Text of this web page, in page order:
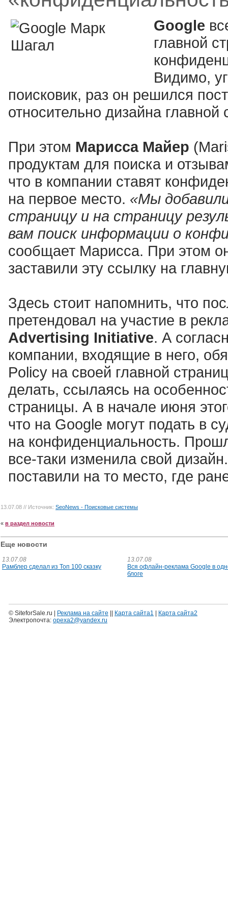
Google
главной
Видимо,
поисковик, раз он решился
относительно дизайна главной
При этом Марисса Майер
продуктам для поиска и
что в компании ставят
на первое место. «Мы
страницу и на страницу
вам поиск информации о
сообщает Марисса. При этом
заставили эту ссылку на
Здесь стоит напомнить, что
претендовал на участие в
Advertising Initiative. А
компании, входящие в него,
Policy на своей главной
делать, ссылаясь на
страницы. А в начале июня
что на Google могут подать в
на конфиденциальность.
все-таки изменила свой
поставили на то место, где
13.07.08 // Источник: SeoNews - Поисковые системы
« в раздел новости
Еще новости
13.07.08
Рамблер сделал из Топ 100 сказку
13.07.08
Вся офлайн-реклама Google в
блоге
© SiteforSale.ru | Реклама на сайте Карта сайта1
Карта сайта2
Электропочта: opexa2@yandex.ru